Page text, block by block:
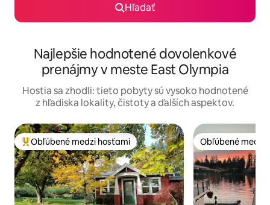
Hľadať
Najlepšie hodnotené dovolenkové
prenájmy v meste East Olympia
Hostia sa zhodli: tieto pobyty sú vysoko hodnotené
z hľadiska lokality, čistoty a ďalších aspektov.
Najobľúbenejšie medzi hosťami
Obľúbené medzi hosťami Obľúbené medzi
Obľúbené medzi